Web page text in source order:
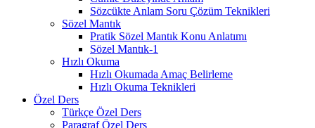
Sözcükte Anlam Soru Çözüm Teknikleri
Sözel Mantık
Pratik Sözel Mantık Konu Anlatımı
Sözel Mantık-1
Hızlı Okuma
Hızlı Okumada Amaç Belirleme
Hızlı Okuma Teknikleri
Özel Ders
Türkçe Özel Ders
Paragraf Özel Ders